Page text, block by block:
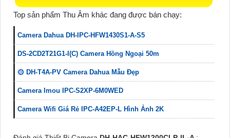
Top sản phẩm Thu Âm khác đang được bán chạy:
Camera Dahua DH-IPC-HFW1430S1-A-S5
DS-2CD2T21G1-I(C) Camera Hồng Ngoại 50m
۞ DH-T4A-PV Camera Dahua Mẫu Đẹp
Camera Imou IPC-S2XP-6M0WED
Camera Wifi Giá Rẻ IPC-A42EP-L Hình Ảnh 2K